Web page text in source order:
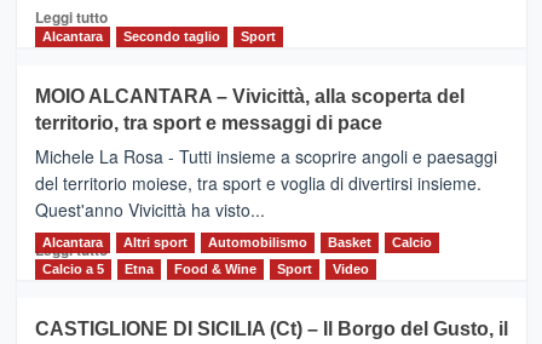
Leggi tuttoLeggi
Torna
la
Supermaratona
dell’Etna
Alcantara Secondo taglio Sport
MOIO ALCANTARA – Vivicittà, alla scoperta del
territorio, tra sport e messaggi di pace
Michele La Rosa - Tutti insieme a scoprire angoli e paesaggi
del territorio moiese, tra sport e voglia di divertirsi insieme.
Quest'anno Vivicittà ha visto...
Leggi tutto Leggi
MOIO
Alcantara Altri sport Automobilismo Basket
Calcio
Calcio a 5
Etna Food & Wine Sport Video
CASTIGLIONE DI SICILIA (Ct) – Il Borgo del Gusto, il